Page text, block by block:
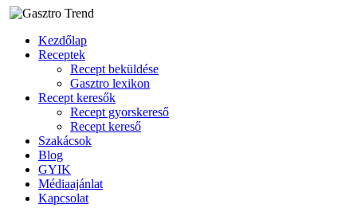
Kezdőlap
Receptek
Recept beküldése
Gasztro lexikon
Recept keresők
Recept gyorskereső
Recept kereső
Szakácsok
Blog
GYIK
Médiaajánlat
Kapcsolat